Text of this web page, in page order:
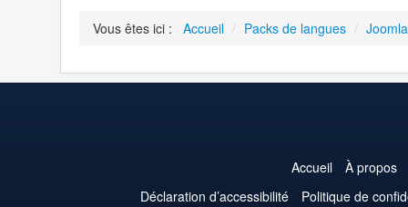
Vous êtes ici : Accueil / Packs de langues /
Accueil À propos
Déclaration d’accessibilité
Politique de